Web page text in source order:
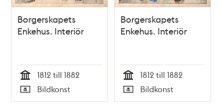
Borgerskapets
Enkehus. Interiör
Tid
1812 till 1882
Typ
Bildkonst
Borgerskapets
Enkehus. Interiör
Tid
1812 till 1882
Typ
Bildkonst